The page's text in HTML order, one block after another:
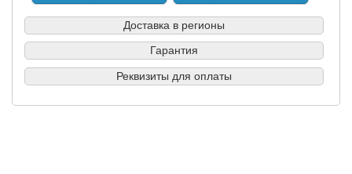
Доставка в регионы
Гарантия
Реквизиты для оплаты